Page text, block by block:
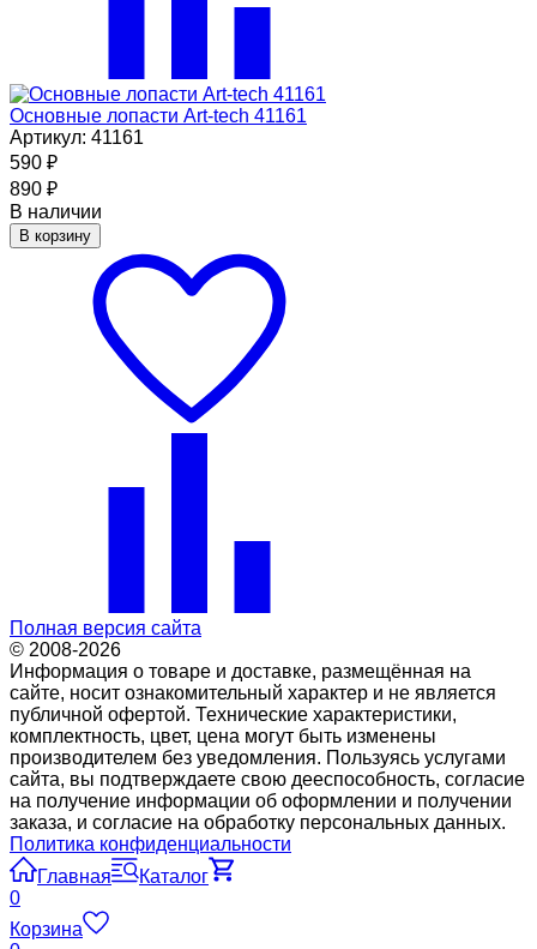
Основные лопасти Art-tech 41161
Артикул: 41161
590 ₽
890 ₽
В наличии
В корзину
Полная версия сайта
© 2008-2026
Информация о товаре и доставке, размещённая на
сайте, носит ознакомительный характер и не является
публичной офертой. Технические характеристики,
комплектность, цвет, цена могут быть изменены
производителем без уведомления. Пользуясь услугами
сайта, вы подтверждаете свою дееспособность, согласие
на получение информации об оформлении и получении
заказа, и согласие на обработку персональных данных.
Политика конфиденциальности
Главная
Каталог
0
Корзина